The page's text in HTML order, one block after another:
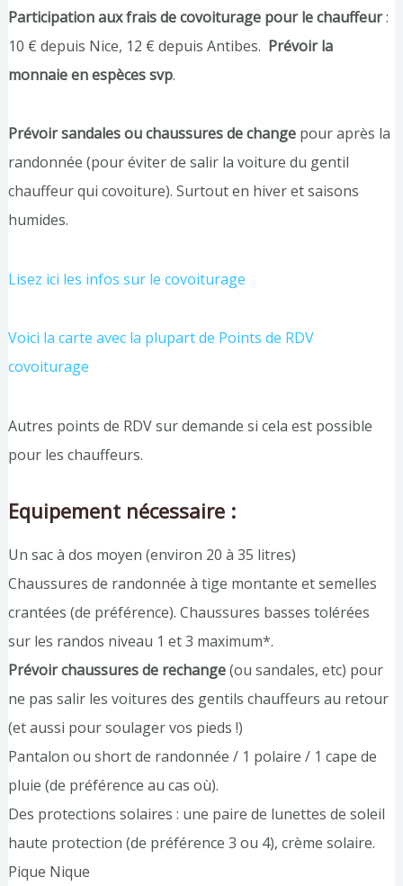
Participation aux frais de covoiturage pour le chauffeur:
10 € depuis Nice, 12 € depuis Antibes. Prévoir la
monnaie en espèces svp.
Prévoir sandales ou chaussures de change pour après la
randonnée (pour éviter de salir la voiture du gentil
chauffeur qui covoiture). Surtout en hiver et saisons
humides.
Lisez ici les infos sur le covoiturage
Voici la carte avec la plupart de Points de RDV
covoiturage
Autres points de RDV sur demande si cela est possible
pour les chauffeurs.
Equipement nécessaire :
Un sac à dos moyen (environ 20 à 35 litres)
Chaussures de randonnée à tige montante et semelles
crantées (de préférence). Chaussures basses tolérées
sur les randos niveau 1 et 3 maximum*.
Prévoir chaussures de rechange(ou sandales, etc) pour
ne pas salir les voitures des gentils chauffeurs au retour
(et aussi pour soulager vos pieds !)
Pantalon ou short de randonnée / 1 polaire / 1 cape de
pluie (de préférence au cas où).
Des protections solaires : une paire de lunettes de soleil
haute protection (de préférence 3 ou 4), crème solaire.
Pique Nique